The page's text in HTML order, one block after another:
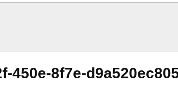
450e-8f7e-